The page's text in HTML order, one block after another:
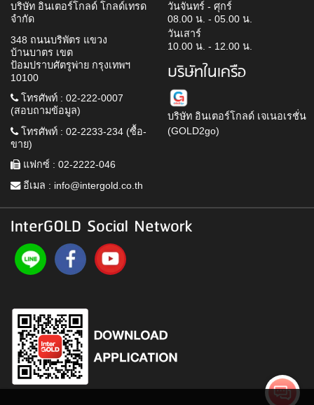
บริษัท อินเตอร์โกลด์ โกลด์เทรด
จำกัด
348 ถนนบริพัตร แขวง
บ้านบาตร เขต
ป้อมปราบศัตรูพ่าย กรุงเทพฯ
10100
โทรศัพท์ : 02-222-0007
(สอบถามข้อมูล)
โทรศัพท์ : 02-2233-234 (ซื้อ-
ขาย)
แฟกซ์ : 02-2222-046
อีเมล : info@intergold.co.th
วันจันทร์ - ศุกร์
08.00 น. - 05.00 น.
วันเสาร์
10.00 น. - 12.00 น.
บริษัทในเครือ
บริษัท อินเตอร์โกลด์ เจเนอเรชั่น
(GOLD2go)
InterGOLD Social Network